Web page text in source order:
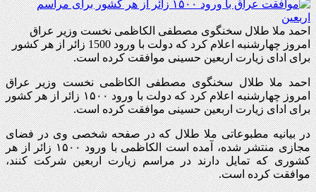
احمد ملا طلال سخنگوی مصطفی الکاظمی نخست وزیر عراق
امروز چهارشنبه اعلام کرد که دولت با ورود 1500 زائر از هر کشور
برای ادای زیارت اربعین حسینی موافقت کرده است.
احمد ملا طلال سخنگوی مصطفی الکاظمی نخست وزیر عراق
امروز چهارشنبه اعلام کرد که دولت با ورود ۱۵۰۰ زائر از هر کشور
برای ادای زیارت اربعین حسینی موافقت کرده است.
در بیانیه مطبوعاتی ملا طلال که در صفحه شخصی وی در فضای
مجازی منتشر شده، آمده است الکاظمی با ورود ۱۵۰۰ زائر از هر
کشوری که تمایل دارند در مراسم زیارت اربعین شرکت کنند،
موافقت کرده است.